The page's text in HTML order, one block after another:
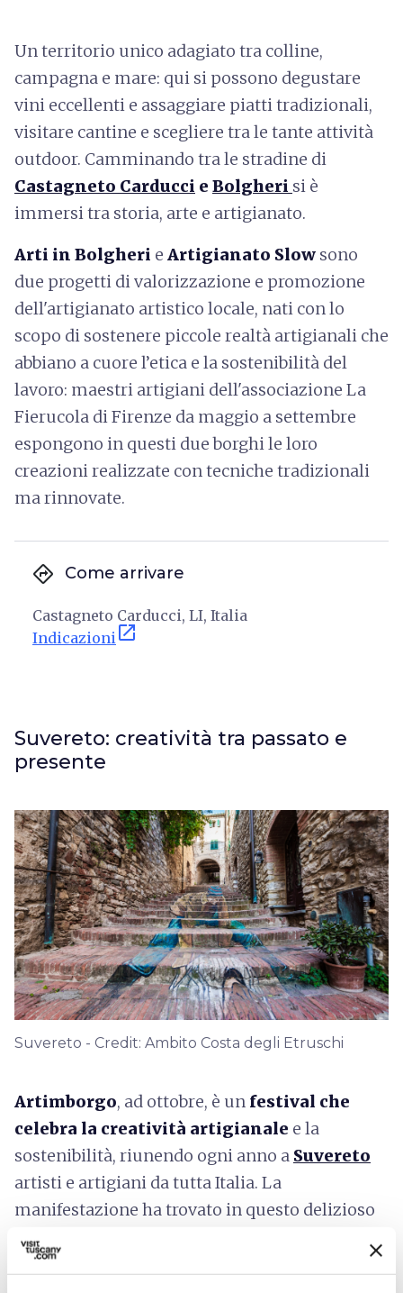
Un territorio unico adagiato tra colline,
campagna e mare: qui si possono degustare
vini eccellenti e assaggiare piatti tradizionali,
visitare cantine e scegliere tra le tante attività
outdoor. Camminando tra le stradine di
Castagneto Carducci e Bolgheri si è
immersi tra storia, arte e artigianato.
Arti in Bolgheri e Artigianato Slow sono
due progetti di valorizzazione e promozione
dell'artigianato artistico locale, nati con lo
scopo di sostenere piccole realtà artigianali che
abbiano a cuore l’etica e la sostenibilità del
lavoro: maestri artigiani dell'associazione La
Fierucola di Firenze da maggio a settembre
espongono in questi due borghi le loro
creazioni realizzate con tecniche tradizionali
ma rinnovate.
directions Come arrivare
Castagneto Carducci, LI, Italia
Indicazioni open_in_new
Suvereto: creatività tra passato e
presente
Suvereto - Credit: Ambito Costa degli Etruschi
Artimborgo, ad ottobre, è un festival che
celebra la creatività artigianale e la
sostenibilità, riunendo ogni anno a Suvereto
artisti e artigiani da tutta Italia. La
manifestazione ha trovato in questo delizioso
borgo il palcoscenico ideale per scoprire il
lavoro di artigiani locali e internazionali.